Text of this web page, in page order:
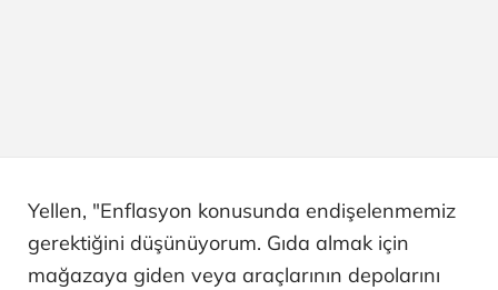
Yellen, "Enflasyon konusunda endişelenmemiz
gerektiğini düşünüyorum. Gıda almak için
mağazaya giden veya araçlarının depolarını